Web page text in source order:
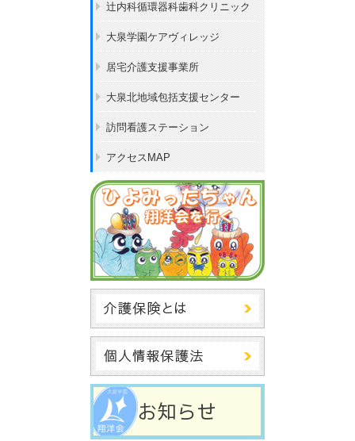
辻内科循環器科歯科クリニック
大泉学園ケアヴィレッジ
居宅介護支援事業所
大泉北地域包括支援センター
訪問看護ステーション
アクセスMAP